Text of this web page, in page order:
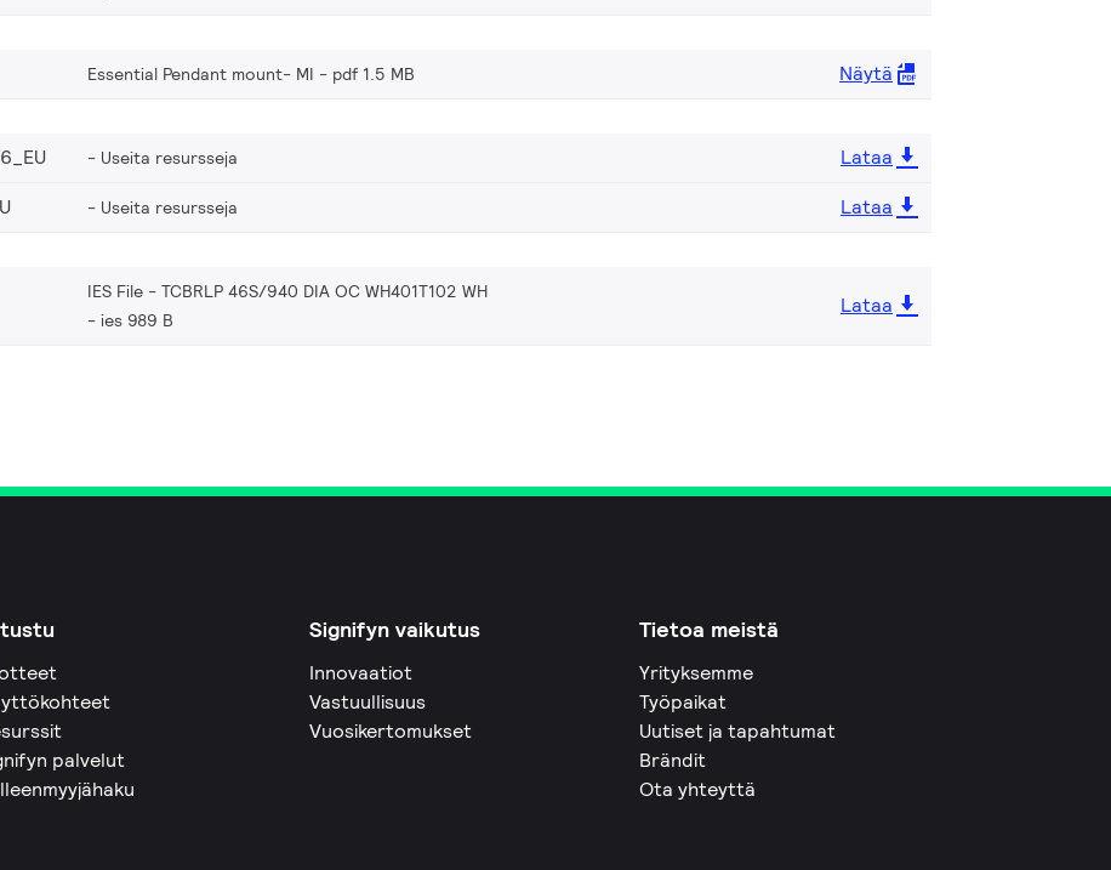
Essential Pendant mount- MI pdf 1.5 MB Näytä
Useita resursseja
Lataa
Useita resursseja Lataa
IES File - TCBRLP 46S/940 DIA OC WH401T102 WH
ies 989 B
Lataa
palvelut
Signifyn vaikutus
Innovaatiot
Vastuullisuus
Vuosikertomukset
Tietoa meistä
Yrityksemme
Työpaikat
Uutiset ja tapahtumat
Brändit
Ota yhteyttä